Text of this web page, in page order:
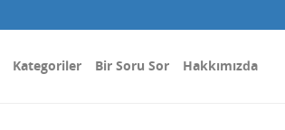
Kategoriler Bir Soru Sor Hakkımızda